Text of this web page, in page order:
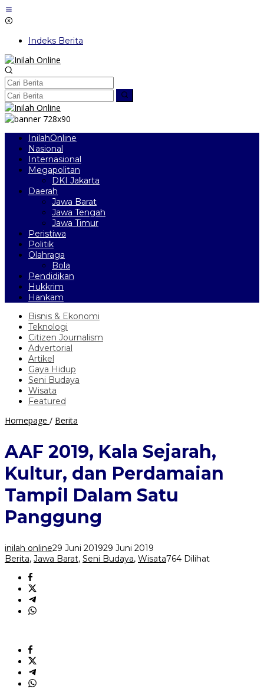
Lewati
ke
Indeks Berita
InilahOnline
Nasional
Internasional
Megapolitan
DKI Jakarta
Daerah
Jawa Barat
Jawa Tengah
Jawa Timur
Peristiwa
Politik
Olahraga
Bola
Pendidikan
Hukkrim
Hankam
Bisnis & Ekonomi
Teknologi
Citizen Journalism
Advertorial
Artikel
Gaya Hidup
Seni Budaya
Wisata
Featured
Homepage / Berita
Kala
Sejarah,
Kultur,
dan
Perdamaian
Tampil
Satu
AAF 2019, Kala Sejarah,
Kultur, dan Perdamaian
Tampil Dalam Satu
Panggung
inilah online29 Juni 201929 Juni 2019
Berita, Jawa Barat, Seni Budaya, Wisata764 Dilihat